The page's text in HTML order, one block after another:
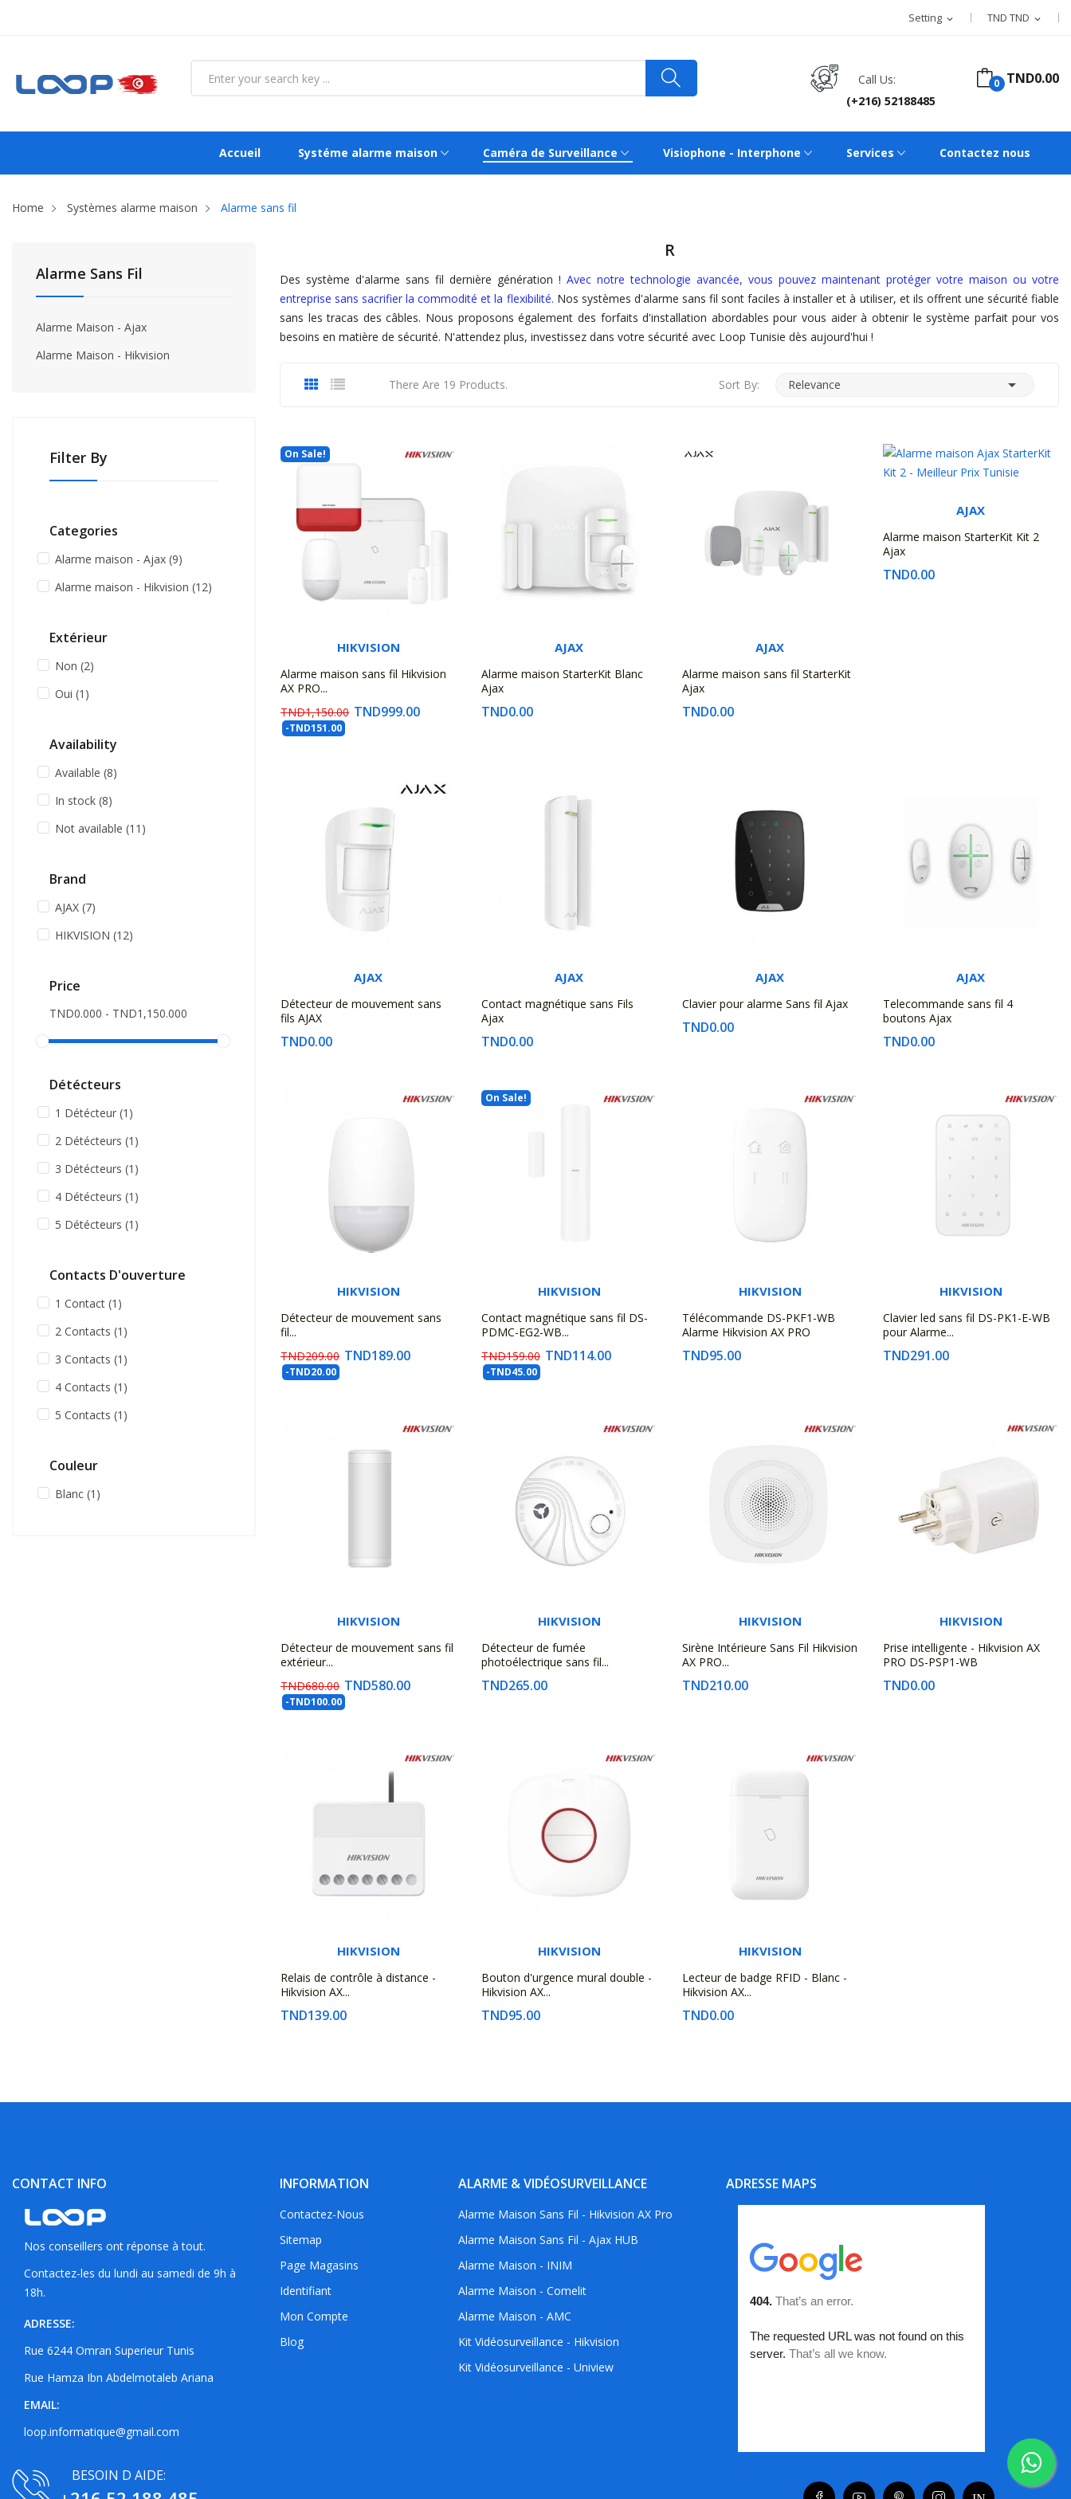
TND TND expand_more
Setting expand_more
0 TND0.00
Call Us:
(+216) 52188485
Accueil Systéme alarme maison Caméra de Surveillance Visiophone - Interphone Services Contactez nous
Home Systèmes alarme maison Alarme sans fil
Alarme Sans Fil
Alarme Maison - Ajax
Alarme Maison - Hikvision
Filter By
Categories
Alarme maison - Ajax (9)
Alarme maison - Hikvision (12)
Extérieur
Non (2)
Oui (1)
Availability
Available (8)
In stock (8)
Not available (11)
Brand
AJAX (7)
HIKVISION (12)
Price
TND0.000 - TND1,150.000
Détécteurs
1 Détécteur (1)
2 Détécteurs (1)
3 Détécteurs (1)
4 Détécteurs (1)
5 Détécteurs (1)
Contacts D'ouverture
1 Contact (1)
2 Contacts (1)
3 Contacts (1)
4 Contacts (1)
5 Contacts (1)
Couleur
Blanc (1)
R
Des système d'alarme sans fil dernière génération ! Avec notre technologie avancée, vous pouvez maintenant protéger votre maison ou votre
entreprise sans sacrifier la commodité et la flexibilité. Nos systèmes d'alarme sans fil sont faciles à installer et à utiliser, et ils offrent une sécurité fiable
sans les tracas des câbles. Nous proposons également des forfaits d'installation abordables pour vous aider à obtenir le système parfait pour vos
besoins en matière de sécurité. N'attendez plus, investissez dans votre sécurité avec Loop Tunisie dès aujourd'hui !
There Are 19 Products. Sort By: Relevance 
On Sale!
HIKVISION
Alarme maison sans fil Hikvision
AX PRO...
TND1,150.00 TND999.00
-TND151.00
AJAX
Alarme maison StarterKit Blanc
Ajax
TND0.00
AJAX
Alarme maison sans fil StarterKit
Ajax
TND0.00
AJAX
Alarme maison StarterKit Kit 2
Ajax
TND0.00
AJAX
Détecteur de mouvement sans
fils AJAX
TND0.00
AJAX
Contact magnétique sans Fils
Ajax
TND0.00
AJAX
Clavier pour alarme Sans fil Ajax
TND0.00
AJAX
Telecommande sans fil 4
boutons Ajax
TND0.00
HIKVISION
Détecteur de mouvement sans
fil...
TND209.00 TND189.00
-TND20.00
On Sale!
HIKVISION
Contact magnétique sans fil DS-
PDMC-EG2-WB...
TND159.00 TND114.00
-TND45.00
HIKVISION
Télécommande DS-PKF1-WB
Alarme Hikvision AX PRO
TND95.00
HIKVISION
Clavier led sans fil DS-PK1-E-WB
pour Alarme...
TND291.00
HIKVISION
Détecteur de mouvement sans fil
extérieur...
TND680.00 TND580.00
-TND100.00
HIKVISION
Détecteur de fumée
photoélectrique sans fil...
TND265.00
HIKVISION
Sirène Intérieure Sans Fil Hikvision
AX PRO...
TND210.00
HIKVISION
Prise intelligente - Hikvision AX
PRO DS-PSP1-WB
TND0.00
HIKVISION
Relais de contrôle à distance -
Hikvision AX...
TND139.00
HIKVISION
Bouton d'urgence mural double -
Hikvision AX...
TND95.00
HIKVISION
Lecteur de badge RFID - Blanc -
Hikvision AX...
TND0.00
CONTACT INFO
Nos conseillers ont réponse à tout.
Contactez-les du lundi au samedi de 9h à
18h.
ADRESSE:
Rue 6244 Omran Superieur Tunis
Rue Hamza Ibn Abdelmotaleb Ariana
EMAIL:
loop.informatique@gmail.com
BESOIN D AIDE:
INFORMATION
Contactez-Nous
Sitemap
Page Magasins
Identifiant
Mon Compte
Blog
ALARME & VIDÉOSURVEILLANCE
Alarme Maison Sans Fil - Hikvision AX Pro
Alarme Maison Sans Fil - Ajax HUB
Alarme Maison - INIM
Alarme Maison - Comelit
Alarme Maison - AMC
Kit Vidéosurveillance - Hikvision
Kit Vidéosurveillance - Uniview
ADRESSE MAPS